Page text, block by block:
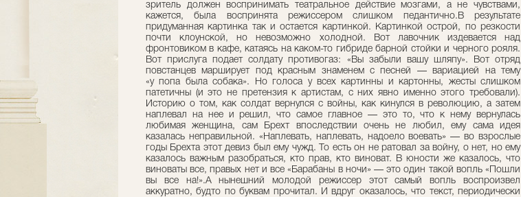
зритель должен воспринимать театральное действие мозгами, а не чувствами,
кажется, была воспринята режиссером слишком педантично.В результате
придуманная картинка так и остается картинкой. Картинкой острой, по резкости
почти клоунской, но невозможно холодной. Вот лавочник издевается над
фронтовиком в кафе, катаясь на каком-то гибриде барной стойки и черного рояля.
Вот прислуга подает солдату противогаз: «Вы забыли вашу шляпу». Вот отряд
повстанцев марширует под красным знаменем с песней — вариацией на тему
«у попа была собака». Но голоса у всех картинны и картонны, жесты слишком
патетичны (и это не претензия к артистам, с них явно именно этого требовали).
Историю о том, как солдат вернулся с войны, как кинулся в революцию, а затем
наплевал на нее и решил, что самое главное — это то, что к нему вернулась
любимая женщина, сам Брехт впоследствии очень не любил, ему сама идея
казалась неправильной. «Наплевать, наплевать, надоело воевать» — во взрослые
годы Брехта этот девиз был ему чужд. То есть он не ратовал за войну, о нет, но ему
казалось важным разобраться, кто прав, кто виноват. В юности же казалось, что
виноваты все, правых нет и все «Барабаны в ночи» — это один такой вопль «Пошли
вы все на!».А нынешний молодой режиссер этот самый вопль воспроизвел
аккуратно, будто по буквам прочитал. И вдруг оказалось, что текст, периодически